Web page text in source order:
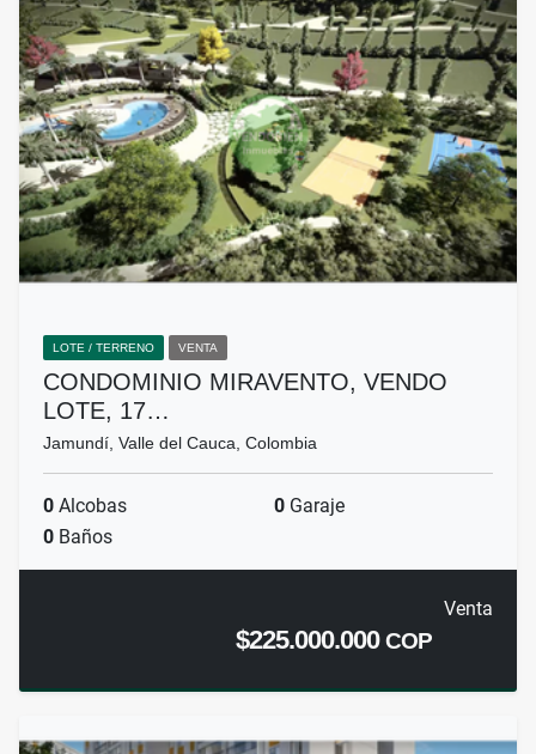
LOTE / TERRENO VENTA
CONDOMINIO MIRAVENTO, VENDO
LOTE, 17…
Jamundí, Valle del Cauca, Colombia
0 Alcobas 0 Garaje
0 Baños
Venta
$225.000.000COP